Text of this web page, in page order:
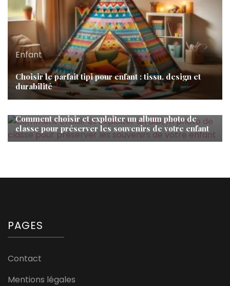
Enfant
Choisir le parfait tipi pour enfant : tissu, design et
durabilité
Enfant
Comment choisir et exploiter un album photo de
classe pour préserver les souvenirs de votre enfant
PAGES
Contact
Mentions légales